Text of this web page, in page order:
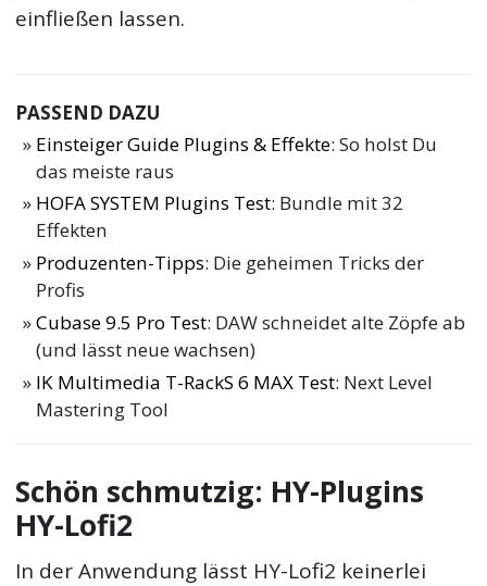
einfließen lassen.
PASSEND DAZU
Einsteiger Guide Plugins & Effekte: So holst Du
das meiste raus
HOFA SYSTEM Plugins Test: Bundle mit 32
Effekten
Produzenten-Tipps: Die geheimen Tricks der
Profis
Cubase 9.5 Pro Test: DAW schneidet alte Zöpfe ab
(und lässt neue wachsen)
IK Multimedia T-RackS 6 MAX Test: Next Level
Mastering Tool
Schön schmutzig: HY-Plugins
HY-Lofi2
In der Anwendung lässt HY-Lofi2 keinerlei